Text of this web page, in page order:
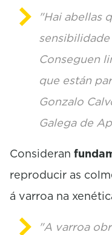
"Hai abellas
Conseguen
que están
Gonzalo
Galega de
Consideran
reproducir as
á varroa na
"A varroa